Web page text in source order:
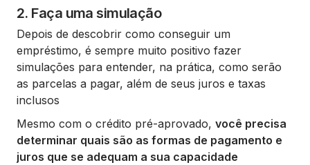
2. Faça uma simulação
Depois de descobrir como conseguir um
empréstimo, é sempre muito positivo fazer
simulações para entender, na prática, como serão
as parcelas a pagar, além de seus juros e taxas
inclusos
Mesmo com o crédito pré-aprovado, você precisa
determinar quais são as formas de pagamento e
juros que se adequam a sua capacidade